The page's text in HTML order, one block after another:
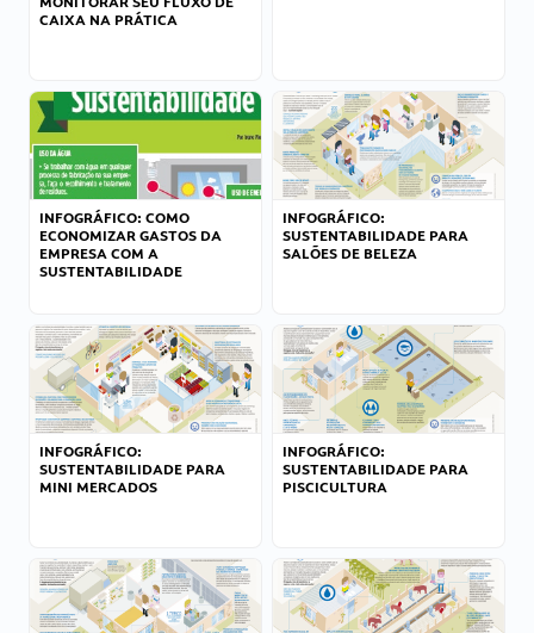
CAIXA NA PRÁTICA
INFOGRÁFICO: COMO
ECONOMIZAR GASTOS DA
EMPRESA COM A
SUSTENTABILIDADE
INFOGRÁFICO:
SUSTENTABILIDADE PARA
SALÕES DE BELEZA
INFOGRÁFICO:
SUSTENTABILIDADE PARA
MINI MERCADOS
INFOGRÁFICO:
SUSTENTABILIDADE PARA
PISCICULTURA